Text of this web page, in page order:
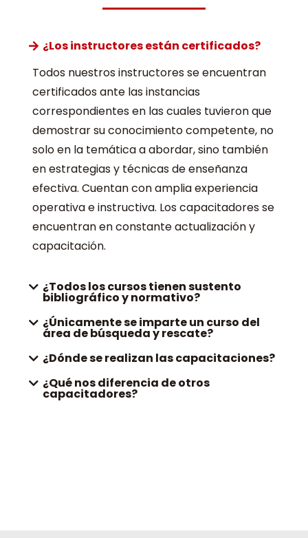
¿Los instructores están certificados?
Todos nuestros instructores se encuentran
certificados ante las instancias
correspondientes en las cuales tuvieron que
demostrar su conocimiento competente, no
solo en la temática a abordar, sino también
en estrategias y técnicas de enseñanza
efectiva. Cuentan con amplia experiencia
operativa e instructiva. Los capacitadores se
encuentran en constante actualización y
capacitación.
¿Todos los cursos tienen sustento
bibliográfico y normativo?
¿Únicamente se imparte un curso del
área de búsqueda y rescate?
¿Dónde se realizan las capacitaciones?
¿Qué nos diferencia de otros
capacitadores?